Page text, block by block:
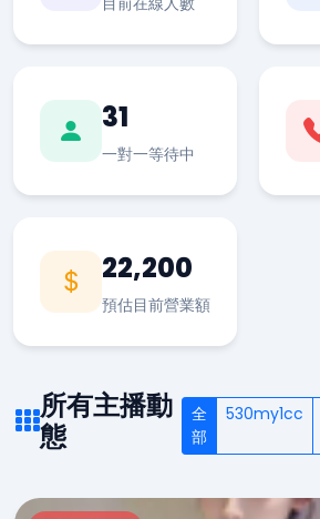
31
一對一等待中
22,200
預估目前營業額
所有主播動
態
全
部
530my1cc